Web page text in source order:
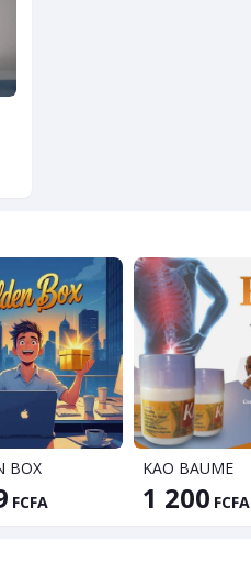
BOX
FCFA
KAO BAUME
1 200 FCFA